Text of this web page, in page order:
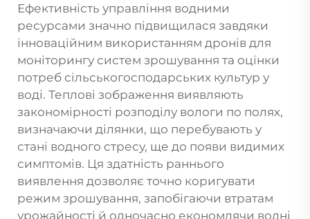
Ефективність управління водними
ресурсами значно підвищилася завдяки
інноваційним використанням дронів для
моніторингу систем зрошування та оцінки
потреб сільськогосподарських культур у
воді. Теплові зображення виявляють
закономірності розподілу вологи по полях,
визначаючи ділянки, що перебувають у
стані водного стресу, ще до появи видимих
симптомів. Ця здатність раннього
виявлення дозволяє точно коригувати
режим зрошування, запобігаючи втратам
урожайності й одночасно економлячи водні